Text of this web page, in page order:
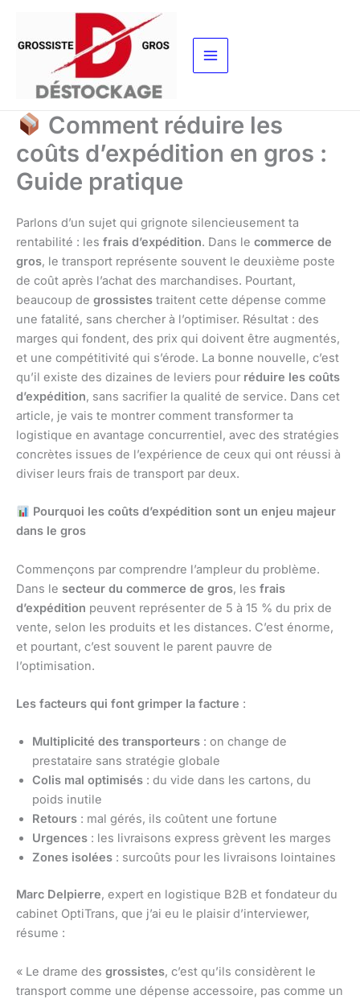
contenu
Comment réduire les
coûts d’expédition en gros :
Guide pratique
Parlons d’un sujet qui grignote silencieusement ta
rentabilité : les frais d’expédition. Dans le commerce de
gros, le transport représente souvent le deuxième poste
de coût après l’achat des marchandises. Pourtant,
beaucoup de grossistes traitent cette dépense comme
une fatalité, sans chercher à l’optimiser. Résultat : des
marges qui fondent, des prix qui doivent être augmentés,
et une compétitivité qui s’érode. La bonne nouvelle, c’est
qu’il existe des dizaines de leviers pour réduire les coûts
d’expédition, sans sacrifier la qualité de service. Dans cet
article, je vais te montrer comment transformer ta
logistique en avantage concurrentiel, avec des stratégies
concrètes issues de l’expérience de ceux qui ont réussi à
diviser leurs frais de transport par deux.
Pourquoi les coûts d’expédition sont un enjeu majeur
dans le gros
Commençons par comprendre l’ampleur du problème.
Dans le secteur du commerce de gros, les frais
d’expédition peuvent représenter de 5 à 15 % du prix de
vente, selon les produits et les distances. C’est énorme,
et pourtant, c’est souvent le parent pauvre de
l’optimisation.
Les facteurs qui font grimper la facture :
Multiplicité des transporteurs : on change de
prestataire sans stratégie globale
Colis mal optimisés : du vide dans les cartons, du
poids inutile
Retours : mal gérés, ils coûtent une fortune
Urgences : les livraisons express grèvent les marges
Zones isolées : surcoûts pour les livraisons lointaines
Marc Delpierre, expert en logistique B2B et fondateur du
cabinet OptiTrans, que j’ai eu le plaisir d’interviewer,
résume :
« Le drame des grossistes, c’est qu’ils considèrent le
transport comme une dépense accessoire, pas comme un